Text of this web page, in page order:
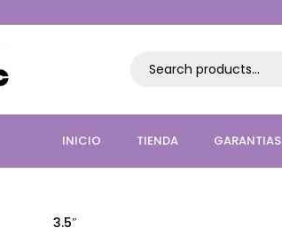
INICIO TIENDA GARANTIAS
3.5″